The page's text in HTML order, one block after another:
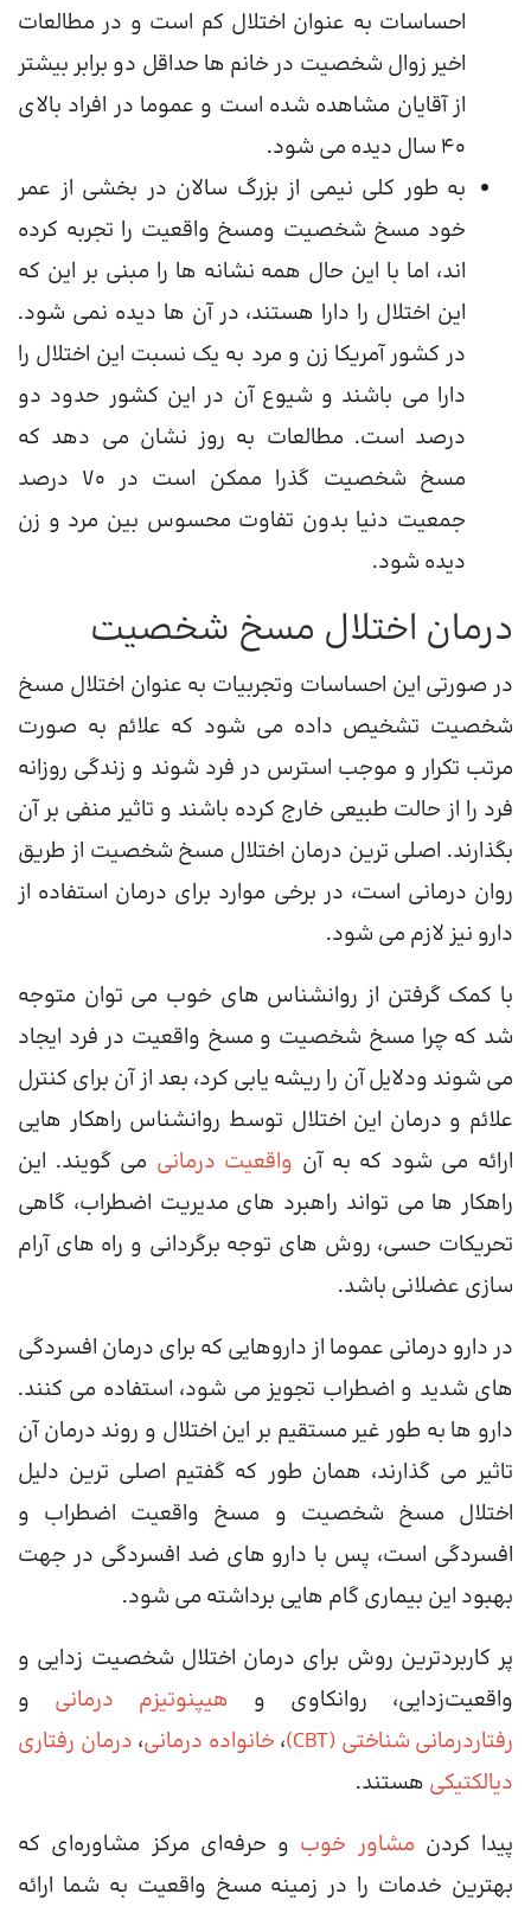
احساسات به عنوان اختلال کم است و در مطالعات
اخیر زوال شخصیت در خانم ها حداقل دو برابر بیشتر
از آقایان مشاهده شده است و عموما در افراد بالای
40 سال دیده می شود.
به طور کلی نیمی از بزرگ سالان در بخشی از عمر
خود مسخ شخصیت ومسخ واقعیت را تجربه کرده
اند، اما با این حال همه نشانه ها را مبنی بر این که
این اختلال را دارا هستند، در آن ها دیده نمی شود.
در کشور آمریکا زن و مرد به یک نسبت این اختلال را
دارا می باشند و شیوع آن در این کشور حدود دو
درصد است. مطالعات به روز نشان می دهد که
مسخ شخصیت گذرا ممکن است در ۷۰ درصد
جمعیت دنیا بدون تفاوت محسوس بین مرد و زن
دیده شود.
درمان اختلال مسخ شخصیت
در صورتی این احساسات وتجربیات به عنوان اختلال مسخ
شخصیت تشخیص داده می شود که علائم به صورت
مرتب تکرار و موجب استرس در فرد شوند و زندگی روزانه
فرد را از حالت طبیعی خارج کرده باشند و تاثیر منفی بر آن
بگذارند. اصلی ترین درمان اختلال مسخ شخصیت از طریق
روان درمانی است، در برخی موارد برای درمان استفاده از
دارو نیز لازم می شود.
با کمک گرفتن از روانشناس های خوب می توان متوجه
شد که چرا مسخ شخصیت و مسخ واقعیت در فرد ایجاد
می شوند ودلایل آن را ریشه یابی کرد، بعد از آن برای کنترل
علائم و درمان این اختلال توسط روانشناس راهکار هایی
ارائه می شود که به آن واقعیت درمانی می گویند. این
راهکار ها می تواند راهبرد های مدیریت اضطراب، گاهی
تحریکات حسی، روش های توجه برگردانی و راه های آرام
سازی عضلانی باشد.
در دارو درمانی عموما از داروهایی که برای درمان افسردگی
های شدید و اضطراب تجویز می شود، استفاده می کنند.
دارو ها به طور غیر مستقیم بر این اختلال و روند درمان آن
تاثیر می گذارند، همان طور که گفتیم اصلی ترین دلیل
اختلال مسخ شخصیت و مسخ واقعیت اضطراب و
افسردگی است، پس با دارو های ضد افسردگی در جهت
بهبود این بیماری گام هایی برداشته می شود.
پر کاربردترین روش‌ برای درمان اختلال شخصیت ‌زدایی و
واقعیت‌زدایی، روانکاوی و هیپنوتیزم درمانی و
رفتاردرمانی شناختی (CBT)
، خانواده ‌درمانی، درمان رفتاری
دیالکتیکی هستند.
پیدا کردن مشاور خوب و حرفه‌ای مرکز مشاوره‌ای که
بهترین خدمات را در زمینه مسخ واقعیت به شما ارائه